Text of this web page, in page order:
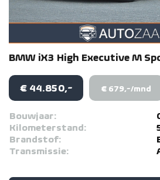
BMW iX3 High Executive M
€ 44.850,- € 679,-/mnd
Bouwjaar:
Kilometerstand:
Brandstof:
Transmissie: